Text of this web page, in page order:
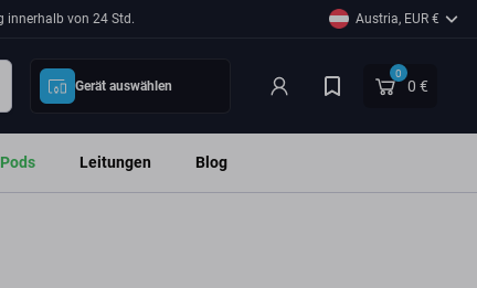
innerhalb von 24 Std. Austria, EUR €
Gerät auswählen
0
0 €
Leitungen Blog